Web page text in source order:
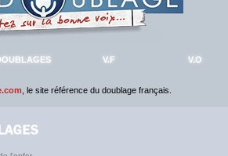
V.F V.O
, le site référence du doublage français.